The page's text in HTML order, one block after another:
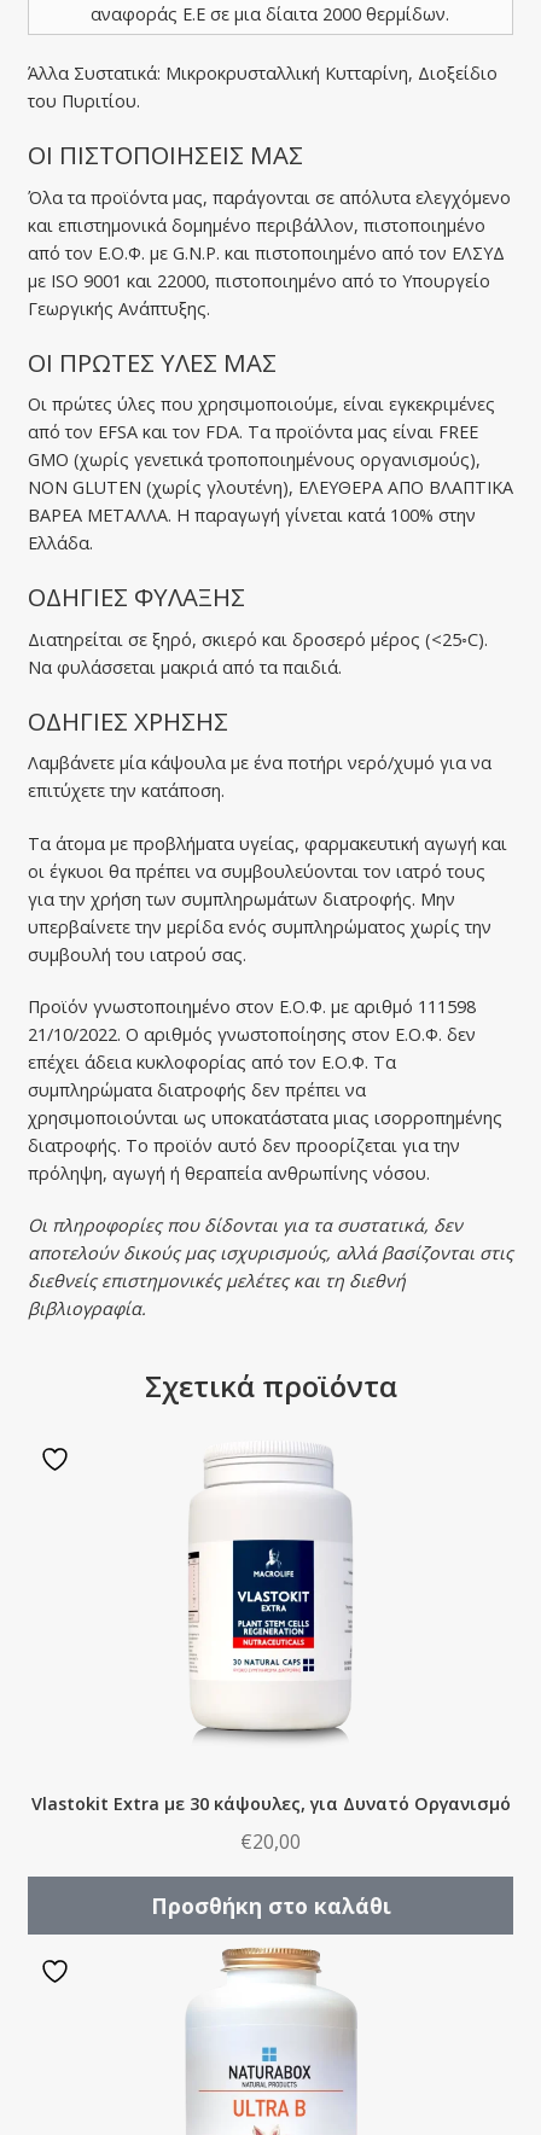
αναφοράς Ε.Ε σε μια δίαιτα 2000 θερμίδων.
Άλλα Συστατικά: Μικροκρυσταλλική Κυτταρίνη, Διοξείδιο
του Πυριτίου.
ΟΙ ΠΙΣΤΟΠΟΙΗΣΕΙΣ ΜΑΣ
Όλα τα προϊόντα μας, παράγονται σε απόλυτα ελεγχόμενο
και επιστημονικά δομημένο περιβάλλον, πιστοποιημένο
από τον Ε.Ο.Φ. με G.N.P. και πιστοποιημένο από τον ΕΛΣΥΔ
με ISO 9001 και 22000, πιστοποιημένο από το Υπουργείο
Γεωργικής Ανάπτυξης.
ΟΙ ΠΡΩΤΕΣ ΥΛΕΣ ΜΑΣ
Οι πρώτες ύλες που χρησιμοποιούμε, είναι εγκεκριμένες
από τον EFSA και τον FDA. Tα προϊόντα μας είναι FREE
GMO (χωρίς γενετικά τροποποιημένους οργανισμούς),
NON GLUTEN (χωρίς γλουτένη), ΕΛΕΥΘΕΡΑ ΑΠΟ ΒΛΑΠΤΙΚΑ
ΒΑΡΕΑ ΜΕΤΑΛΛΑ. Η παραγωγή γίνεται κατά 100% στην
Ελλάδα.
ΟΔΗΓΙΕΣ ΦΥΛΑΞΗΣ
Διατηρείται σε ξηρό, σκιερό και δροσερό μέρος (<25◦C).
Να φυλάσσεται μακριά από τα παιδιά.
ΟΔΗΓΙΕΣ ΧΡΗΣΗΣ
Λαμβάνετε μία κάψουλα με ένα ποτήρι νερό/χυμό για να
επιτύχετε την κατάποση.
Τα άτομα με προβλήματα υγείας, φαρμακευτική αγωγή και
οι έγκυοι θα πρέπει να συμβουλεύονται τον ιατρό τους
για την χρήση των συμπληρωμάτων διατροφής. Μην
υπερβαίνετε την μερίδα ενός συμπληρώματος χωρίς την
συμβουλή του ιατρού σας.
Προϊόν γνωστοποιημένο στον Ε.Ο.Φ. με αριθμό 111598
21/10/2022. Ο αριθμός γνωστοποίησης στον Ε.Ο.Φ. δεν
επέχει άδεια κυκλοφορίας από τον Ε.Ο.Φ. Τα
συμπληρώματα διατροφής δεν πρέπει να
χρησιμοποιούνται ως υποκατάστατα μιας ισορροπημένης
διατροφής. Το προϊόν αυτό δεν προορίζεται για την
πρόληψη, αγωγή ή θεραπεία ανθρωπίνης νόσου.
Οι πληροφορίες που δίδονται για τα συστατικά, δεν
αποτελούν δικούς μας ισχυρισμούς, αλλά βασίζονται στις
διεθνείς επιστημονικές μελέτες και τη διεθνή
βιβλιογραφία.
Σχετικά προϊόντα
Vlastokit Extra με 30 κάψουλες, για Δυνατό Οργανισμό
€20,00
Προσθήκη στο καλάθι